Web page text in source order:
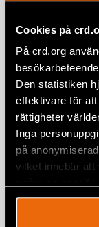
Cookies på
På crd.org
Den statistiken
effektivare för
rättigheter
Inga
på
vilket innebär att
fredlig
EUROPA,
”Jag har
Jag har
AKUTFONDEN
15 juni 2021
Stort